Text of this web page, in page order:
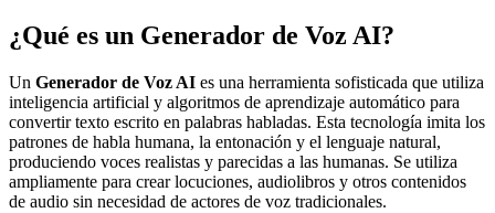
¿Qué es un Generador de Voz AI?
Un Generador de Voz AI es una herramienta sofisticada que utiliza
inteligencia artificial y algoritmos de aprendizaje automático para
convertir texto escrito en palabras habladas. Esta tecnología imita los
patrones de habla humana, la entonación y el lenguaje natural,
produciendo voces realistas y parecidas a las humanas. Se utiliza
ampliamente para crear locuciones, audiolibros y otros contenidos
de audio sin necesidad de actores de voz tradicionales.